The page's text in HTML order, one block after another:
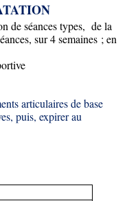
de séances types, de la
sur 4 semaines ; en
articulaires de base
puis, expirer au